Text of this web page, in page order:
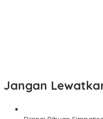
Jangan